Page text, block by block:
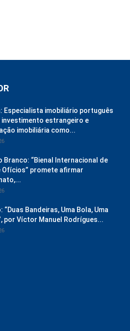
Especialista imobiliário português
investimento estrangeiro e
imobiliária como...
Branco: “Bienal Internacional de
Ofícios” promete afirmar
“Duas Bandeiras, Uma Bola, Uma
por Víctor Manuel Rodrígues...